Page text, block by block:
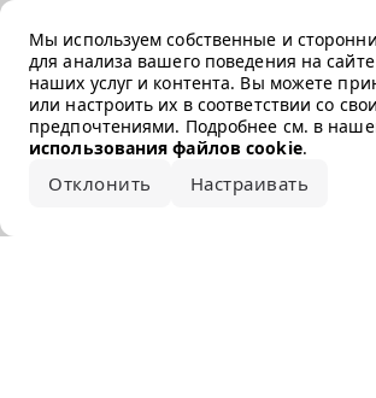
Мы используем собственные и
для анализа вашего поведения на
наших услуг и контента. Вы можете
или настроить их в соответствии со
предпочтениями. Подробнее см. в
использования файлов cookie.
Отклонить Настраивать
Error loading